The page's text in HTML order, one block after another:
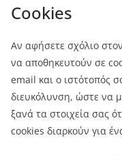
Cookies
Αν αφήσετε σχόλιο
να αποθηκευτούν σε
email και ο ιστότοπός
διευκόλυνση, ώστε να
ξανά τα στοιχεία σας
cookies διαρκούν για